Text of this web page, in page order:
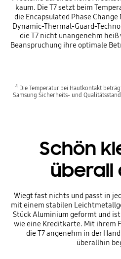
kaum. Die T7 setzt beim
die Encapsulated Phase
Dynamic-Thermal-Guard-
die T7 nicht unangenehm
Beanspruchung ihre optimale
4 Die Temperatur bei Hautkontakt
Samsung Sicherheits- und
Schön
überall
Wiegt fast nichts und passt in
mit einem stabilen
Stück Aluminium geformt und
wie eine Kreditkarte. Mit ihrem
die T7 angenehm in der
überallhin